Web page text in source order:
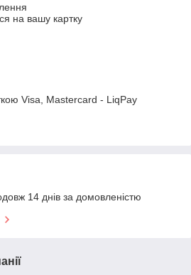
на вашу картку
Visa, Mastercard - LiqPay
14 днів за домовленістю